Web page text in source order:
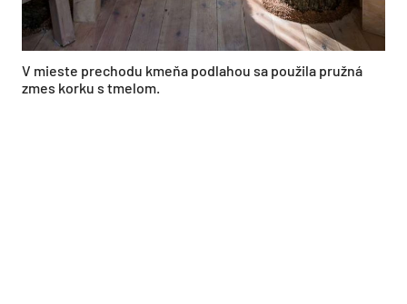
V mieste prechodu kmeňa podlahou sa použila pružná
zmes korku s tmelom.